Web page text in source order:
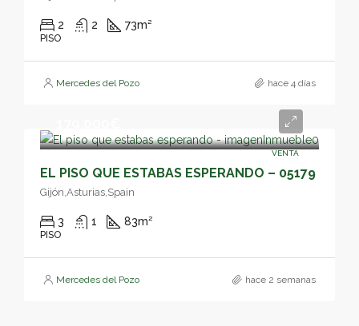
2 2 73m²
PISO
Mercedes del Pozo hace 4 días
VENTA
EL PISO QUE ESTABAS ESPERANDO – 05179
Gijón,Asturias,Spain
3 1 83m²
PISO
Mercedes del Pozo hace 2 semanas